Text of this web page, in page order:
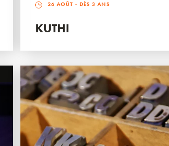
26 AOÛT - DÈS 3 ANS
KUTHI